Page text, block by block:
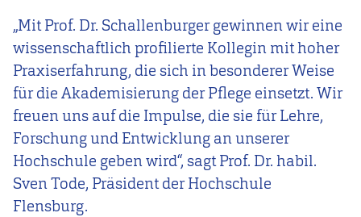
„Mit Prof. Dr. Schallenburger gewinnen wir eine
wissenschaftlich profilierte Kollegin mit hoher
Praxiserfahrung, die sich in besonderer Weise
für die Akademisierung der Pflege einsetzt. Wir
freuen uns auf die Impulse, die sie für Lehre,
Forschung und Entwicklung an unserer
Hochschule geben wird“, sagt Prof. Dr. habil.
Sven Tode, Präsident der Hochschule
Flensburg.